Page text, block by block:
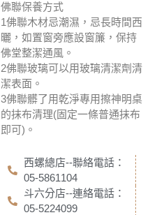
佛聯保養方式
1佛聯木材忌潮濕，忌長時間西
曬，如置窗旁應設窗簾，保持
佛堂整潔通風。
2佛聯玻璃可以用玻璃清潔劑清
潔表面。
3佛聯髒了用乾淨專用擦神明桌
的抹布清理(固定一條普通抹布
即可)。
西螺總店--聯絡電話：
05-5861104
斗六分店--連絡電話：
05-5224099